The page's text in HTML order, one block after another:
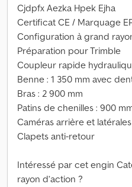
Cjdpfx Aezka Hpek Ejha
Certificat CE / Marquage
Configuration à grand
Préparation pour Trimble
Coupleur rapide
Benne : 1 350 mm avec
Bras : 2 900 mm
Patins de chenilles : 900
Caméras arrière et latérales
Clapets anti-retour
Intéressé par cet engin
rayon d’action ?